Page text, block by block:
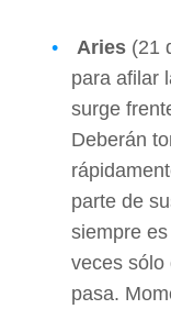
Aries (21
para afilar
surge
Deberán
parte de
siempre
veces sólo
pasa.